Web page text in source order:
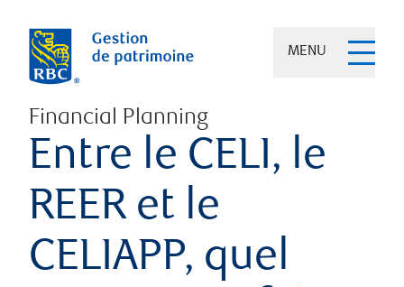
MENU
Financial Planning
Entre le CELI, le
REER et le
CELIAPP, quel